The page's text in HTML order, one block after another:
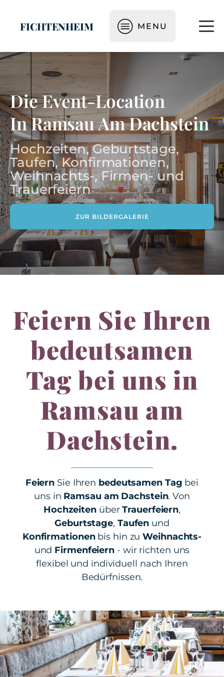
FICHTENHEIM MENU
Die Event-Location
In Ramsau Am Dachstein
Hochzeiten, Geburtstage,
Taufen, Konfirmationen,
Weihnachts-, Firmen- und
Trauerfeiern
ZUR BILDERGALERIE
Feiern Sie Ihren
bedeutsamen
Tag bei uns in
Ramsau am
Dachstein.
Feiern Sie Ihren bedeutsamen Tag bei
uns in Ramsau am Dachstein. Von
HochzeitenüberTrauerfeiern,
Geburtstage, Taufen und
Konfirmationenbis hin zuWeihnachts-
und Firmenfeiern - wir richten uns
flexibel und individuell nach Ihren
Bedürfnissen.